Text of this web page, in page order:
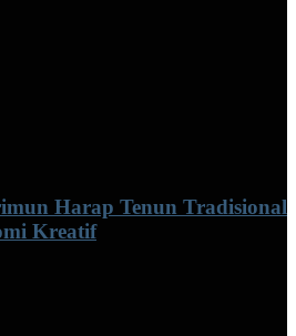
Harap Tenun Tradisional
Kreatif